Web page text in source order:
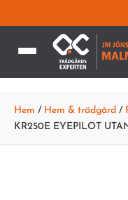
Hem / Hem & trädgård /
KR250E EYEPILOT